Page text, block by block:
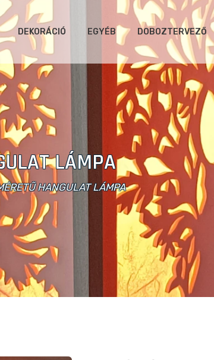
DEKORÁCIÓ EGYÉB DOBOZTERVEZŐ
LÁMPA
HANGULAT LÁMPA